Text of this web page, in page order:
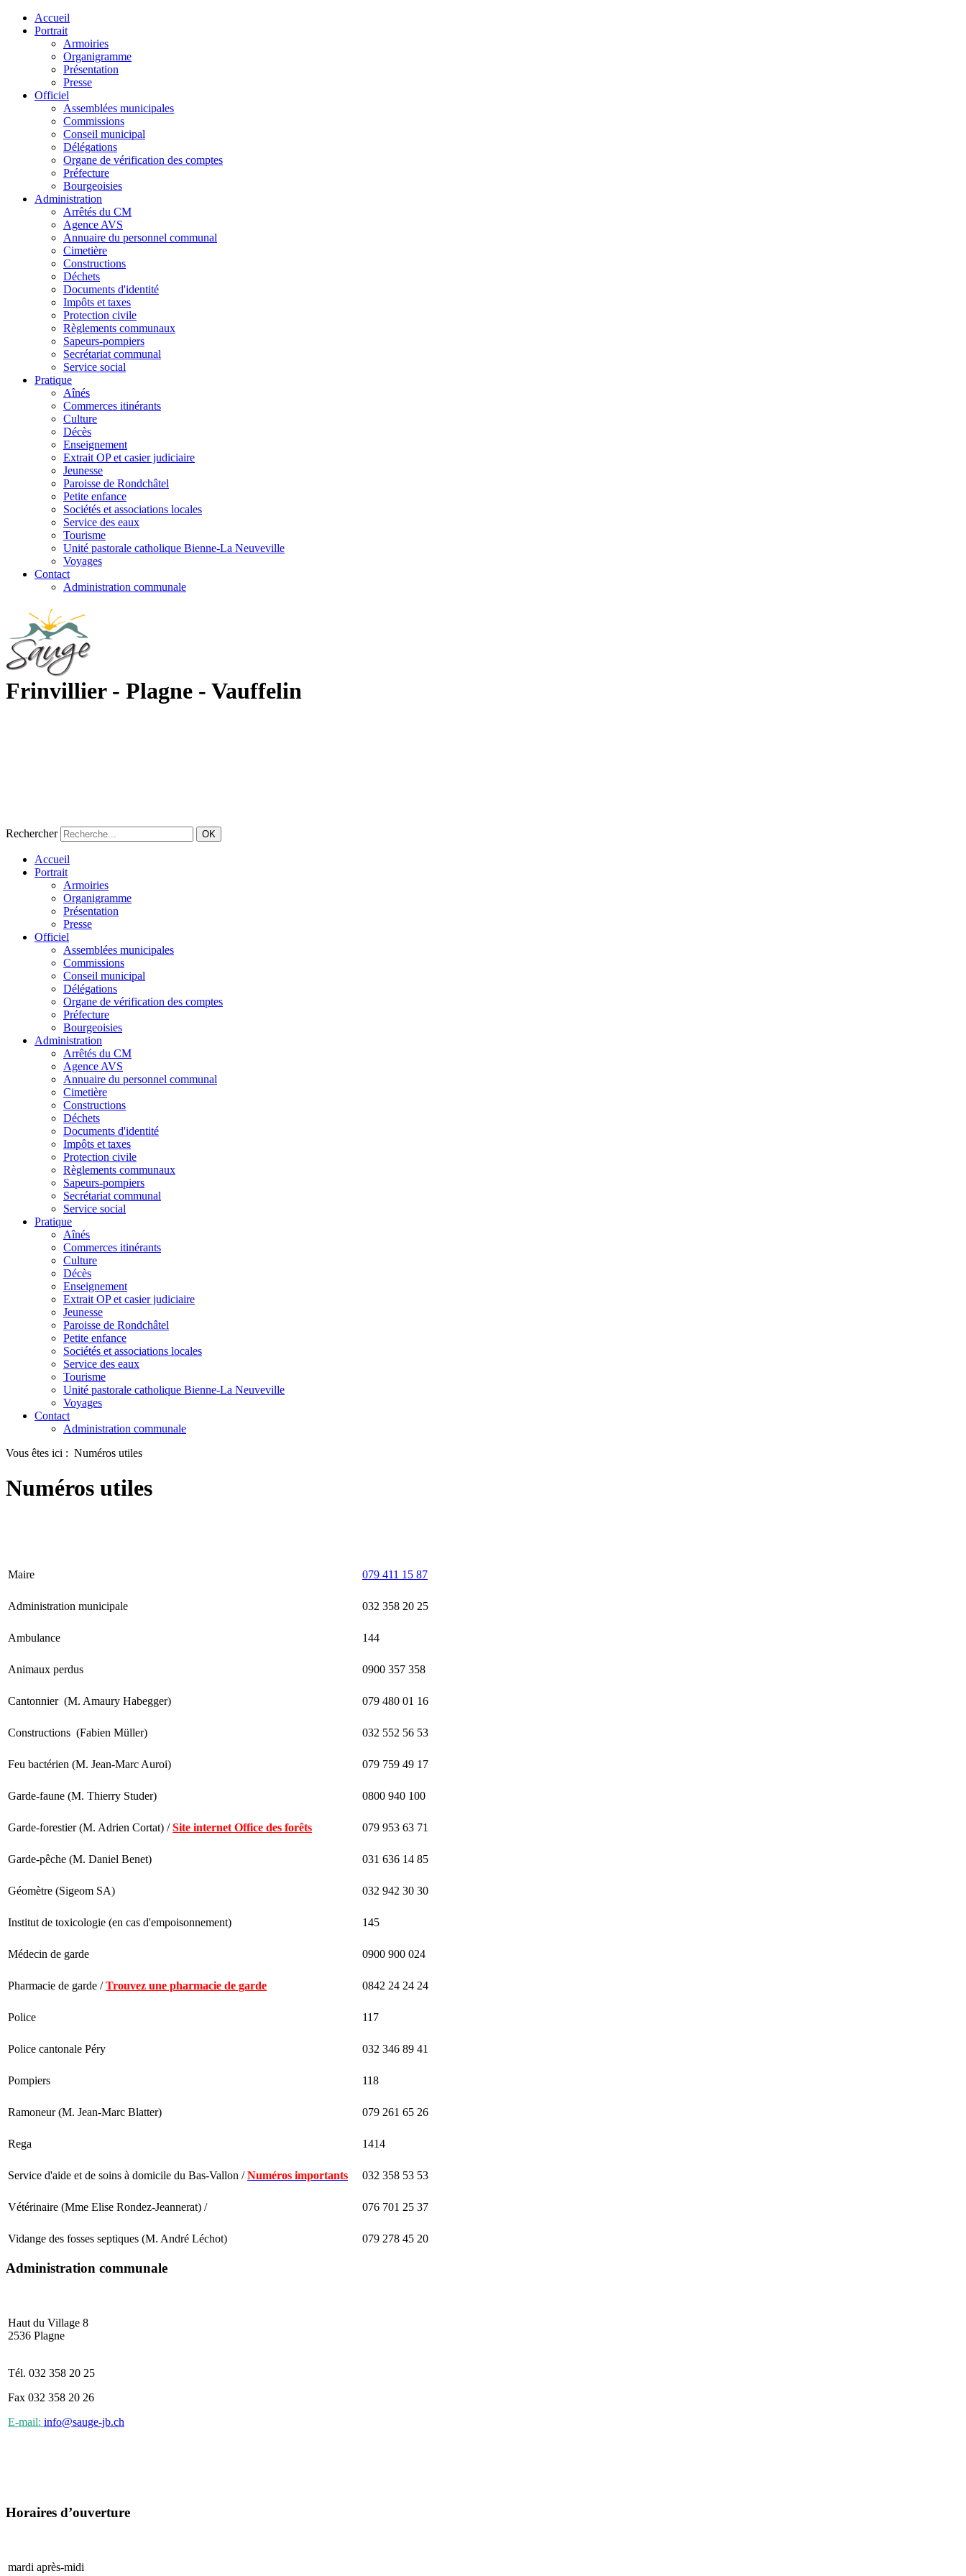
Accueil
Portrait
Armoiries
Organigramme
Présentation
Presse
Officiel
Assemblées municipales
Commissions
Conseil municipal
Délégations
Organe de vérification des comptes
Préfecture
Bourgeoisies
Administration
Arrêtés du CM
Agence AVS
Annuaire du personnel communal
Cimetière
Constructions
Déchets
Documents d'identité
Impôts et taxes
Protection civile
Règlements communaux
Sapeurs-pompiers
Secrétariat communal
Service social
Pratique
Aînés
Commerces itinérants
Culture
Décès
Enseignement
Extrait OP et casier judiciaire
Jeunesse
Paroisse de Rondchâtel
Petite enfance
Sociétés et associations locales
Service des eaux
Tourisme
Unité pastorale catholique Bienne-La Neuveville
Voyages
Contact
Administration communale
Frinvillier - Plagne - Vauffelin
Rechercher OK
Accueil
Portrait
Armoiries
Organigramme
Présentation
Presse
Officiel
Assemblées municipales
Commissions
Conseil municipal
Délégations
Organe de vérification des comptes
Préfecture
Bourgeoisies
Administration
Arrêtés du CM
Agence AVS
Annuaire du personnel communal
Cimetière
Constructions
Déchets
Documents d'identité
Impôts et taxes
Protection civile
Règlements communaux
Sapeurs-pompiers
Secrétariat communal
Service social
Pratique
Aînés
Commerces itinérants
Culture
Décès
Enseignement
Extrait OP et casier judiciaire
Jeunesse
Paroisse de Rondchâtel
Petite enfance
Sociétés et associations locales
Service des eaux
Tourisme
Unité pastorale catholique Bienne-La Neuveville
Voyages
Contact
Administration communale
Vous êtes ici : Numéros utiles
Numéros utiles
Maire 079 411 15 87
Administration municipale 032 358 20 25
Ambulance 144
Animaux perdus 0900 357 358
Cantonnier (M. Amaury Habegger) 079 480 01 16
Constructions (Fabien Müller) 032 552 56 53
Feu bactérien (M. Jean-Marc Auroi) 079 759 49 17
Garde-faune (M. Thierry Studer) 0800 940 100
Garde-forestier (M. Adrien Cortat) /Site internet Office des forêts 079 953 63 71
Garde-pêche (M. Daniel Benet) 031 636 14 85
Géomètre (Sigeom SA) 032 942 30 30
Institut de toxicologie (en cas d'empoisonnement) 145
Médecin de garde 0900 900 024
Pharmacie de garde /Trouvez une pharmacie de garde 0842 24 24 24
Police 117
Police cantonale Péry 032 346 89 41
Pompiers 118
Ramoneur (M. Jean-Marc Blatter) 079 261 65 26
Rega 1414
Service d'aide et de soins à domicile du Bas-Vallon /Numéros importants 032 358 53 53
Vétérinaire (Mme Elise Rondez-Jeannerat) / 076 701 25 37
Vidange des fosses septiques (M. André Léchot) 079 278 45 20
Administration communale
Haut du Village 8
2536 Plagne
Tél. 032 358 20 25
Fax 032 358 20 26
E-mail: info@sauge-jb.ch
Horaires d’ouverture
mardi après-midi